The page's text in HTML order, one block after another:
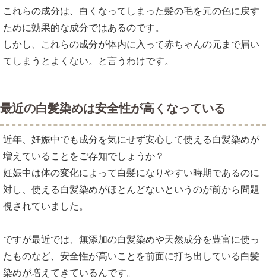
これらの成分は、白くなってしまった髪の毛を元の色に戻す
ために効果的な成分ではあるのです。
しかし、これらの成分が体内に入って赤ちゃんの元まで届い
てしまうとよくない。と言うわけです。
最近の白髪染めは安全性が高くなっている
近年、妊娠中でも成分を気にせず安心して使える白髪染めが
増えていることをご存知でしょうか？
妊娠中は体の変化によって白髪になりやすい時期であるのに
対し、使える白髪染めがほとんどないというのが前から問題
視されていました。
ですが最近では、無添加の白髪染めや天然成分を豊富に使っ
たものなど、安全性が高いことを前面に打ち出している白髪
染めが増えてきているんです。